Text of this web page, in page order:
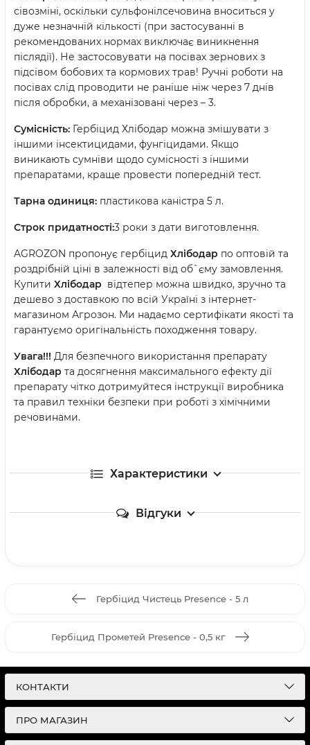
сівозміні, оскільки сульфонілсечовина вноситься у
дуже незначній кількості (при застосуванні в
рекомендованих нормах виключає виникнення
післядії). Не застосовувати на посівах зернових з
підсівом бобових та кормових трав! Ручні роботи на
посівах слід проводити не раніше ніж через 7 днів
після обробки, а механізовані через – 3.
Сумісність: Гербіцид Хлібодар можна змішувати з
іншими інсектицидами, фунгіцидами. Якщо
виникають сумніви щодо сумісності з іншими
препаратами, краще провести попередній тест.
Тарна одиниця: пластикова каністра 5 л.
Строк придатності:3 роки з дати виготовлення.
AGROZON пропонує гербіцид Хлібодар по оптовій та
роздрібній ціні в залежності від об`єму замовлення.
Купити Хлібодар відтепер можна швидко, зручно та
дешево з доставкою по всій Україні з інтернет-
магазином Агрозон. Ми надаємо сертифікати якості та
гарантуємо оригінальність походження товару.
Увага!!! Для безпечного використання препарату
Хлібодар та досягнення максимального ефекту дії
препарату чітко дотримуйтеся інструкції виробника
та правил техніки безпеки при роботі з хімічними
речовинами.
Характеристики
Відгуки
Гербіцид Чистець Presence - 5 л
Гербіцид Прометей Presence - 0,5 кг
КОНТАКТИ
ПРО МАГАЗИН